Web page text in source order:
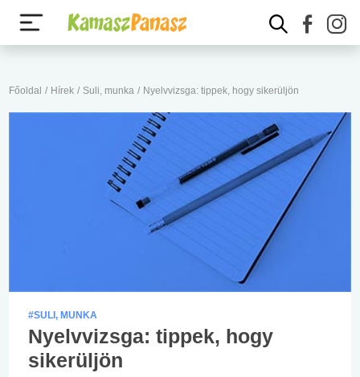
Főoldal / Hírek / Suli, munka / Nyelvvizsga: tippek, hogy sikerüljön
#SULI, MUNKA
Nyelvvizsga: tippek, hogy
sikerüljön